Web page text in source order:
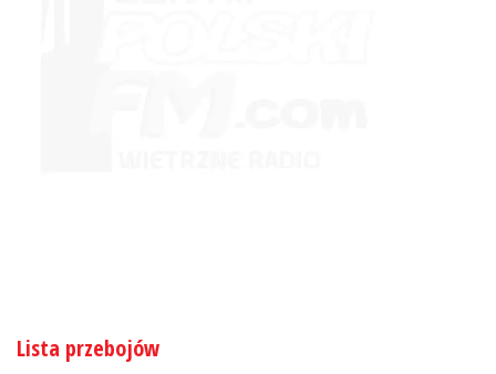
Lista przebojów